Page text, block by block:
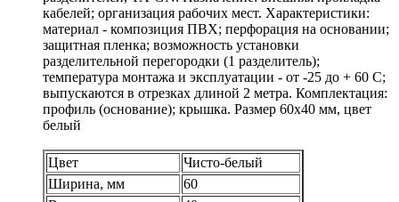
кабелей; организация рабочих мест. Характеристики:
материал - композиция ПВХ; перфорация на основании;
защитная пленка; возможность установки
разделительной перегородки (1 разделитель);
температура монтажа и эксплуатации - от -25 до + 60 С;
выпускаются в отрезках длиной 2 метра. Комплектация:
профиль (основание); крышка. Размер 60х40 мм, цвет
белый
Цвет
Чисто-белый
Ширина, мм
60